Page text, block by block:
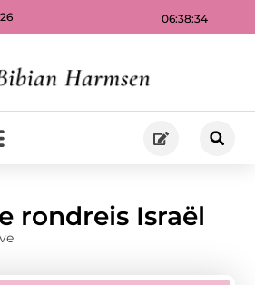
06:38:35
rondreis Israël